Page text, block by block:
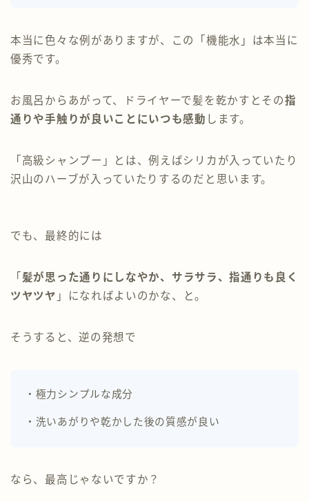
本当に色々な例がありますが、この「機能水」は本当に
優秀です。
お風呂からあがって、ドライヤーで髪を乾かすとその指
通りや手触りが良いことにいつも感動 します。
「高級シャンプー」とは、例えばシリカが入っていたり
沢山のハーブが入っていたりするのだと思います。
でも、最終的には
「 髪が思った通りにしなやか、サラサラ、指通りも良く
ツヤツヤ 」になればよいのかな、と。
そうすると、逆の発想で
・極力シンプルな成分
・洗いあがりや乾かした後の質感が良い
なら、最高じゃないですか？